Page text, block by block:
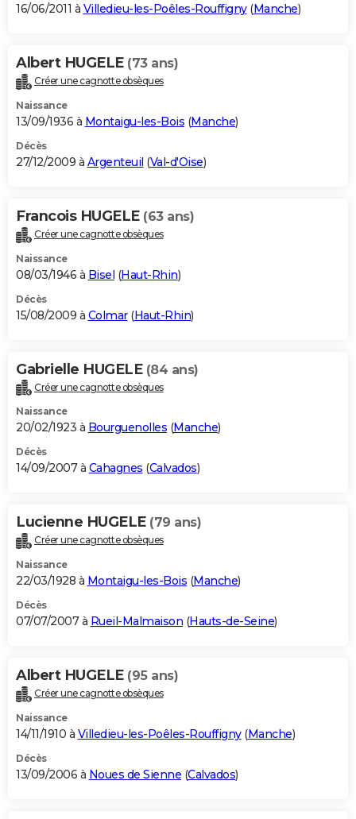
16/06/2011 à Villedieu-les-Poêles-Rouffigny(Manche)
Albert HUGELE (73 ans)
Créer une cagnotte obsèques
Naissance
13/09/1936 à Montaigu-les-Bois (Manche)
Décès
27/12/2009 à Argenteuil (Val-d'Oise)
Francois HUGELE (63 ans)
Créer une cagnotte obsèques
Naissance
08/03/1946 à Bisel (Haut-Rhin)
Décès
15/08/2009 à Colmar(Haut-Rhin)
Gabrielle HUGELE (84 ans)
Créer une cagnotte obsèques
Naissance
20/02/1923 à Bourguenolles (Manche)
Décès
14/09/2007 à Cahagnes (Calvados)
Lucienne HUGELE (79 ans)
Créer une cagnotte obsèques
Naissance
22/03/1928 à Montaigu-les-Bois (Manche)
Décès
07/07/2007 à Rueil-Malmaison (Hauts-de-Seine)
Albert HUGELE (95 ans)
Créer une cagnotte obsèques
Naissance
14/11/1910 à Villedieu-les-Poêles-Rouffigny(Manche)
Décès
13/09/2006 à Noues de Sienne (Calvados)